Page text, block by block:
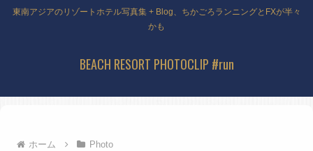
東南アジアのリゾートホテル写真集 + Blog、ちかごろランニングとFXが半々
かも
BEACH RESORT PHOTOCLIP #run
ホーム Photo